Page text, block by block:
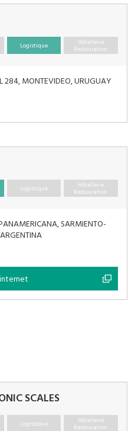
Logistique Hôtellerie
Restauration
284, MONTEVIDEO, URUGUAY
Logistique Hôtellerie
Restauration
SARMIENTO-
SCALES
Logistique Hôtellerie
Restauration